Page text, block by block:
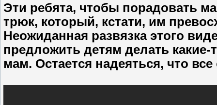
Эти ребята, чтобы порадовать
трюк, который, кстати, им
Неожиданная развязка этого
предложить детям делать
мам. Остается надеяться, что